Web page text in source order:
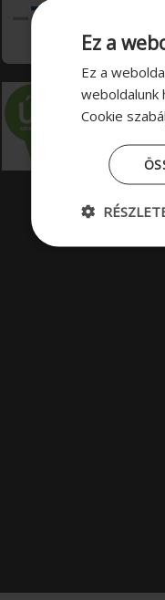
Ez a
Ez a
weboldalunk
Cookie